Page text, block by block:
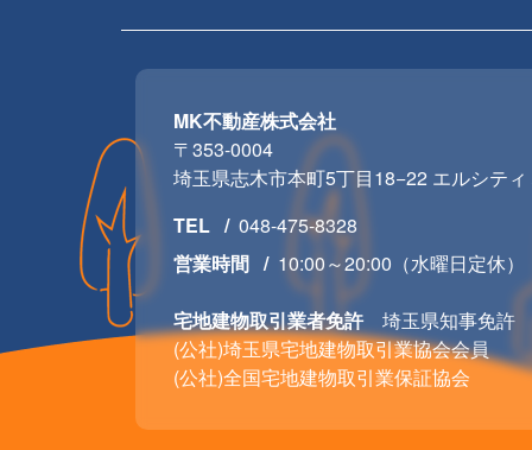
MK不動産株式会社
〒353-0004
埼玉県志木市本町5丁目18−22 エルシテ
TEL
048-475-8328
営業時間
10:00～20:00（水曜日定休）
宅地建物取引業者免許埼玉県知事免許
(公社)埼玉県宅地建物取引業協会会員
(公社)全国宅地建物取引業保証協会